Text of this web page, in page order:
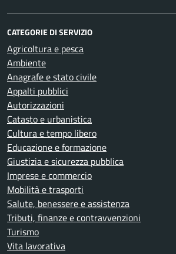
CATEGORIE DI SERVIZIO
Agricoltura e pesca
Ambiente
Anagrafe e stato civile
Appalti pubblici
Autorizzazioni
Catasto e urbanistica
Cultura e tempo libero
Educazione e formazione
Giustizia e sicurezza pubblica
Imprese e commercio
Mobilità e trasporti
Salute, benessere e assistenza
Tributi, finanze e contravvenzioni
Turismo
Vita lavorativa